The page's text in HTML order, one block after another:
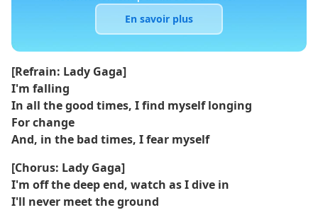
En savoir plus
[Refrain: Lady Gaga]
I'm falling
In all the good times, I find myself longing
For change
And, in the bad times, I fear myself
[Chorus: Lady Gaga]
I'm off the deep end, watch as I dive in
I'll never meet the ground